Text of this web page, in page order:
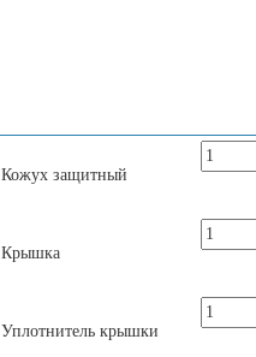
Кожух защитный
Крышка
Уплотнитель крышки